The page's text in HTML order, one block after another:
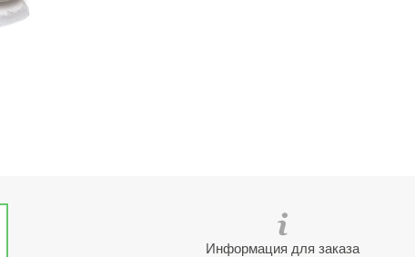
Информация для заказа